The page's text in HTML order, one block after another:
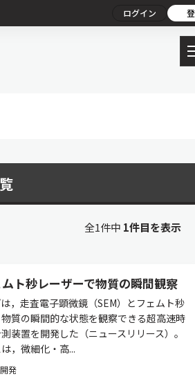
ログイン
全1件中 1件目を表示
ト秒レーザーで物質の瞬間観察
，走査電子顕微鏡（SEM）とフェムト秒
質の瞬間的な状態を観察できる超高速時
装置を開発した（ニュースリリース）。
，微細化・高...
発